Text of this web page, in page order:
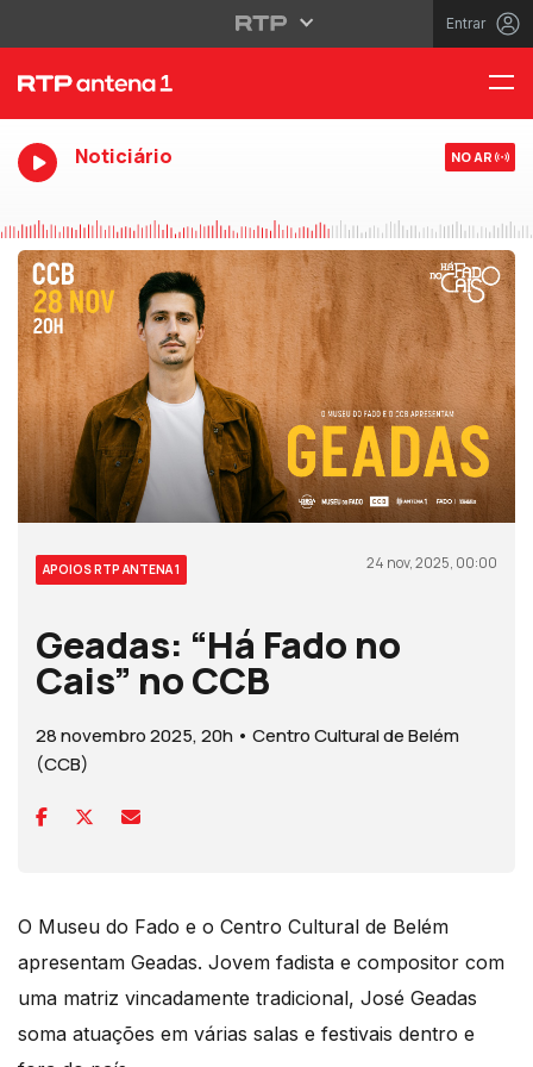
Entrar
Noticiário NO AR
APOIOS RTP ANTENA 1 24 nov, 2025, 00:00
Geadas: “Há Fado no
Cais” no CCB
28 novembro 2025, 20h • Centro Cultural de Belém
(CCB)
O Museu do Fado e o Centro Cultural de Belém
apresentam Geadas. Jovem fadista e compositor com
uma matriz vincadamente tradicional, José Geadas
soma atuações em várias salas e festivais dentro e